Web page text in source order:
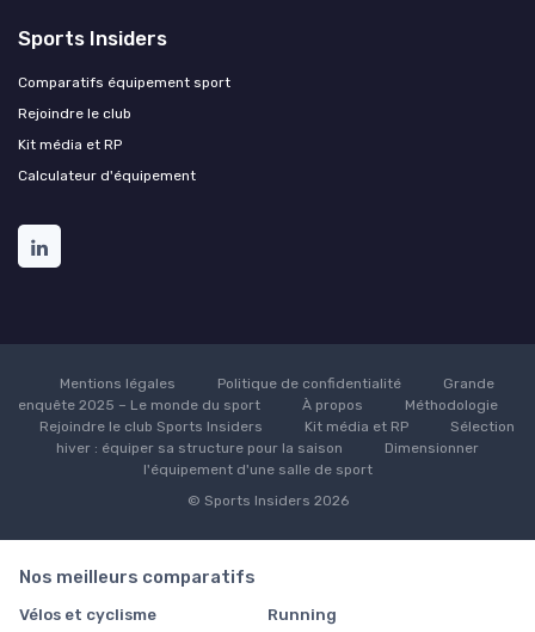
Sports Insiders
Comparatifs équipement sport
Rejoindre le club
Kit média et RP
Calculateur d'équipement
Mentions légales Politique de confidentialité
Grande
enquête 2025 – Le monde du sport
À propos
Méthodologie
Rejoindre le club Sports Insiders
Kit média et RP
Sélection
hiver : équiper sa structure pour la saison
Dimensionner
l'équipement d'une salle de sport
© Sports Insiders 2026
Nos meilleurs comparatifs
Vélos et cyclisme Running